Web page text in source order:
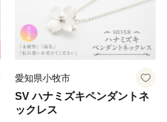
愛知県小牧市
SV ハナミズキペンダントネ
ックレス